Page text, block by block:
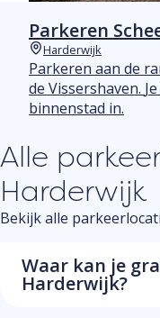
Parkeren
Plaats
Harderwijk
Parkeren aan de
de Vissershaven. Je loopt zo de historische
binnenstad in.
Alle
Harderwijk
Bekijk alle
Waar kan je
Harderwijk?